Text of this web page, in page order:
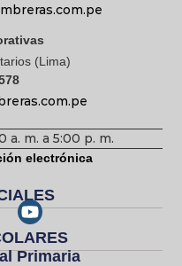
(Lima)
a. m. a 5:00 p. m.
electrónica
Primaria